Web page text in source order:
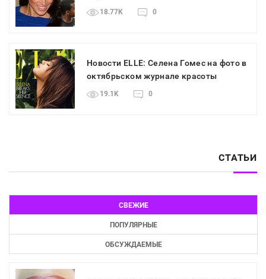
18.77K 0
Новости ELLE: Селена Гомес на фото в
октябрьском журнале красоты
19.1K 0
СТАТЬИ
СВЕЖИЕ
ПОПУЛЯРНЫЕ
ОБСУЖДАЕМЫЕ